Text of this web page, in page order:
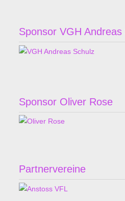
Sponsor VGH Andreas
Sponsor Oliver Rose
Partnervereine